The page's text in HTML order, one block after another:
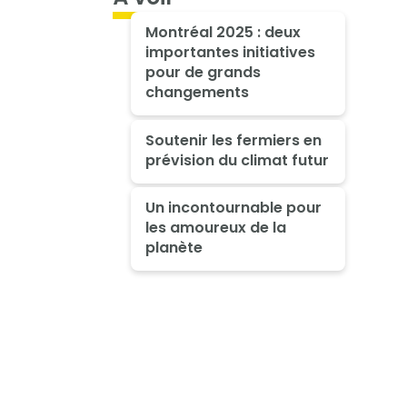
Montréal 2025 : deux
importantes initiatives
pour de grands
changements
Soutenir les fermiers en
prévision du climat futur
Un incontournable pour
les amoureux de la
planète